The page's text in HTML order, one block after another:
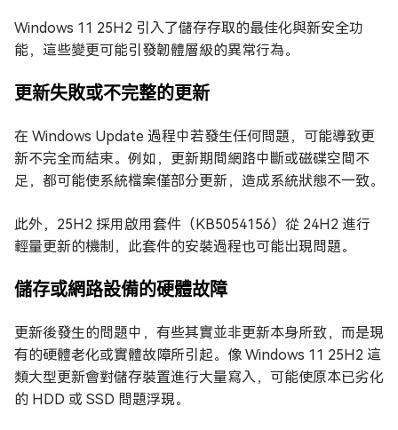
Windows 11 25H2 引入了儲存存取的最佳化與新安全功
能，這些變更可能引發韌體層級的異常行為。
更新失敗或不完整的更新
在 Windows Update 過程中若發生任何問題，可能導致更
新不完全而結束。例如，更新期間網路中斷或磁碟空間不
足，都可能使系統檔案僅部分更新，造成系統狀態不一致。
此外，25H2 採用啟用套件（KB5054156）從 24H2 進行
輕量更新的機制，此套件的安裝過程也可能出現問題。
儲存或網路設備的硬體故障
更新後發生的問題中，有些其實並非更新本身所致，而是現
有的硬體老化或實體故障所引起。像 Windows 11 25H2 這
類大型更新會對儲存裝置進行大量寫入，可能使原本已劣化
的 HDD 或 SSD 問題浮現。